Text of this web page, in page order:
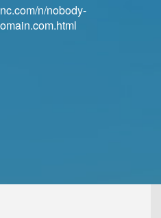
n/nobody-
n/nobody-